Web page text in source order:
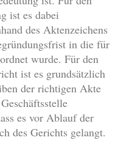
ist es dabei
des Aktenzeichens
in die für
wurde. Für den
ist es grundsätzlich
der richtigen Akte
es vor Ablauf der
des Gerichts gelangt.